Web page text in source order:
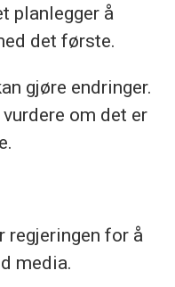
planlegger å
det første.
gjøre endringer.
om det er
regjeringen for å
media.